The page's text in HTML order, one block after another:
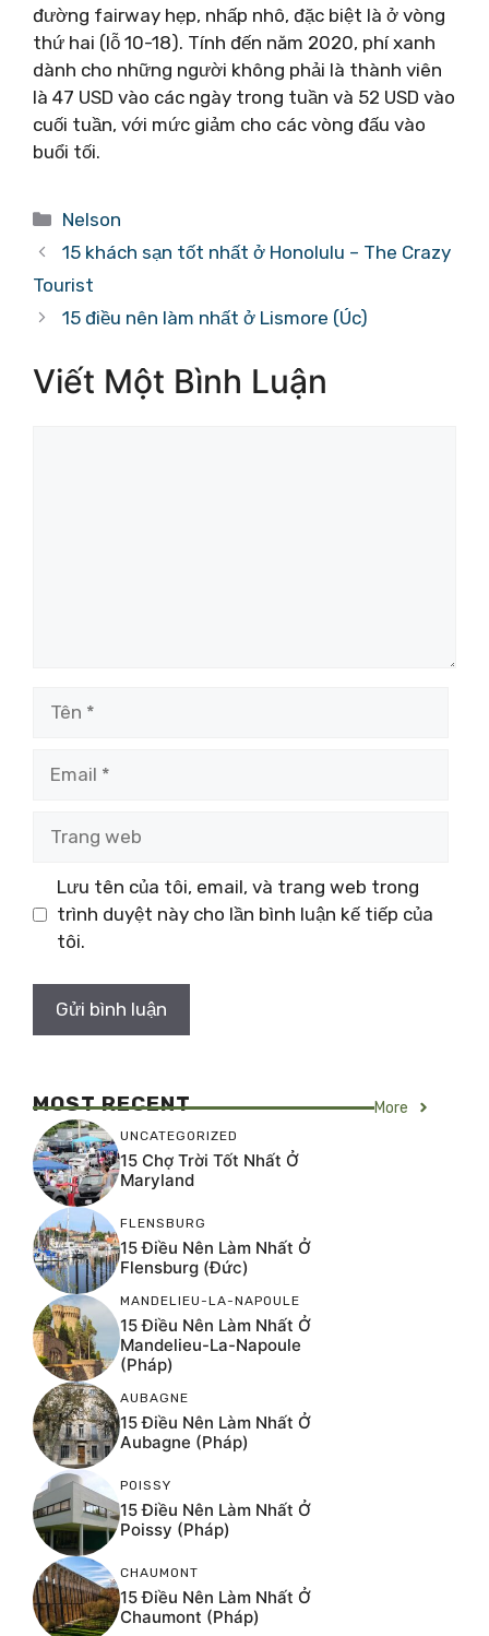
đường fairway hẹp, nhấp nhô, đặc biệt là ở vòng
thứ hai (lỗ 10-18). Tính đến năm 2020, phí xanh
dành cho những người không phải là thành viên
là 47 USD vào các ngày trong tuần và 52 USD vào
cuối tuần, với mức giảm cho các vòng đấu vào
buổi tối.
Danh
mục
Nelson
15 khách sạn tốt nhất ở Honolulu – The Crazy
Tourist
15 điều nên làm nhất ở Lismore (Úc)
Viết Một Bình Luận
Lưu tên của tôi, email, và trang web trong
trình duyệt này cho lần bình luận kế tiếp của
tôi.
MOST RECENT More
UNCATEGORIZED
15 Chợ Trời Tốt Nhất Ở
Maryland
FLENSBURG
15 Điều Nên Làm Nhất Ở
Flensburg (Đức)
MANDELIEU-LA-NAPOULE
15 Điều Nên Làm Nhất Ở
Mandelieu-La-Napoule
(Pháp)
AUBAGNE
15 Điều Nên Làm Nhất Ở
Aubagne (Pháp)
POISSY
15 Điều Nên Làm Nhất Ở
Poissy (Pháp)
CHAUMONT
15 Điều Nên Làm Nhất Ở
Chaumont (Pháp)